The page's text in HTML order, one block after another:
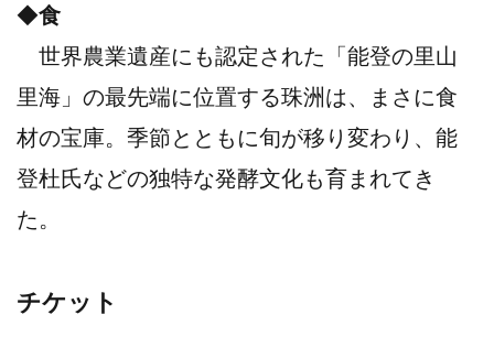
◆食
世界農業遺産にも認定された「能登の里山
里海」の最先端に位置する珠洲は、まさに食
材の宝庫。季節とともに旬が移り変わり、能
登杜氏などの独特な発酵文化も育まれてき
た。
チケット